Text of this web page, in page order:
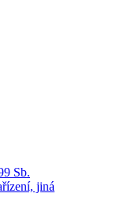
Sb.
jiná